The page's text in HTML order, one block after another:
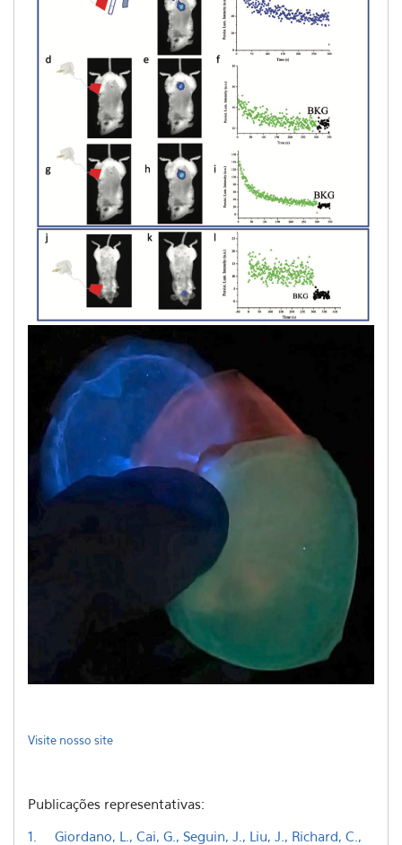
Visite nosso site
Publicações representativas:
1. Giordano, L., Cai, G., Seguin, J., Liu, J., Richard, C.,